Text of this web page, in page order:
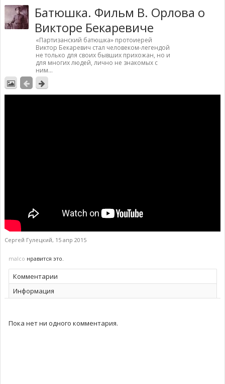
Батюшка. Фильм В. Орлова о
Викторе Бекаревиче
«Партизанский батюшка» протоиерей
Виктор Бекаревич стал человеком-легендой
не только для своих бывших прихожан, но и
для многих людей, лично не знакомых с
ним...
Сергей Гулецкий, 15 апр 2015
malco нравится это.
Комментарии
Информация
Пока нет ни одного комментария.